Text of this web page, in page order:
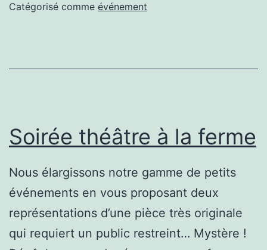
Catégorisé comme événement
Soirée théâtre à la ferme
Nous élargissons notre gamme de petits
événements en vous proposant deux
représentations d’une pièce très originale
qui requiert un public restreint… Mystère !